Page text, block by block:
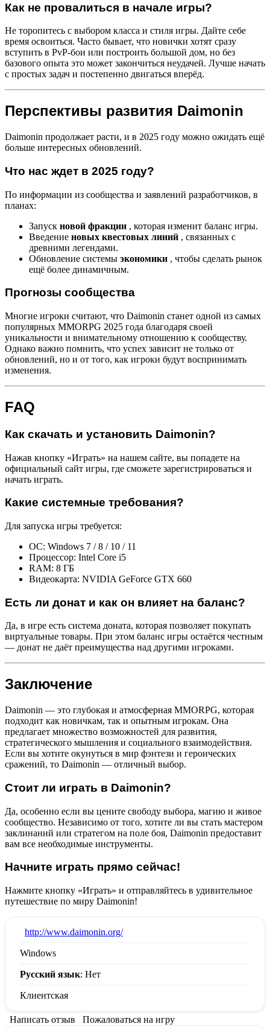
Как не провалиться в начале игры?
Не торопитесь с выбором класса и стиля игры. Дайте себе
время освоиться. Часто бывает, что новички хотят сразу
вступить в PvP-бои или построить большой дом, но без
базового опыта это может закончиться неудачей. Лучше начать
с простых задач и постепенно двигаться вперёд.
Перспективы развития Daimonin
Daimonin продолжает расти, и в 2025 году можно ожидать ещё
больше интересных обновлений.
Что нас ждет в 2025 году?
По информации из сообщества и заявлений разработчиков, в
планах:
Запуск новой фракции , которая изменит баланс игры.
Введение новых квестовых линий , связанных с
древними легендами.
Обновление системы экономики , чтобы сделать рынок
ещё более динамичным.
Прогнозы сообщества
Многие игроки считают, что Daimonin станет одной из самых
популярных MMORPG 2025 года благодаря своей
уникальности и внимательному отношению к сообществу.
Однако важно помнить, что успех зависит не только от
обновлений, но и от того, как игроки будут воспринимать
изменения.
FAQ
Как скачать и установить Daimonin?
Нажав кнопку «Играть» на нашем сайте, вы попадете на
официальный сайт игры, где сможете зарегистрироваться и
начать играть.
Какие системные требования?
Для запуска игры требуется:
ОС: Windows 7 / 8 / 10 / 11
Процессор: Intel Core i5
RAM: 8 ГБ
Видеокарта: NVIDIA GeForce GTX 660
Есть ли донат и как он влияет на баланс?
Да, в игре есть система доната, которая позволяет покупать
виртуальные товары. При этом баланс игры остаётся честным
— донат не даёт преимущества над другими игроками.
Заключение
Daimonin — это глубокая и атмосферная MMORPG, которая
подходит как новичкам, так и опытным игрокам. Она
предлагает множество возможностей для развития,
стратегического мышления и социального взаимодействия.
Если вы хотите окунуться в мир фэнтези и героических
сражений, то Daimonin — отличный выбор.
Стоит ли играть в Daimonin?
Да, особенно если вы цените свободу выбора, магию и живое
сообщество. Независимо от того, хотите ли вы стать мастером
заклинаний или стратегом на поле боя, Daimonin предоставит
вам все необходимые инструменты.
Начните играть прямо сейчас!
Нажмите кнопку «Играть» и отправляйтесь в удивительное
путешествие по миру Daimonin!
http://www.daimonin.org/
Windows
Русский язык: Нет
Клиентская
Написать отзыв Пожаловаться на игру